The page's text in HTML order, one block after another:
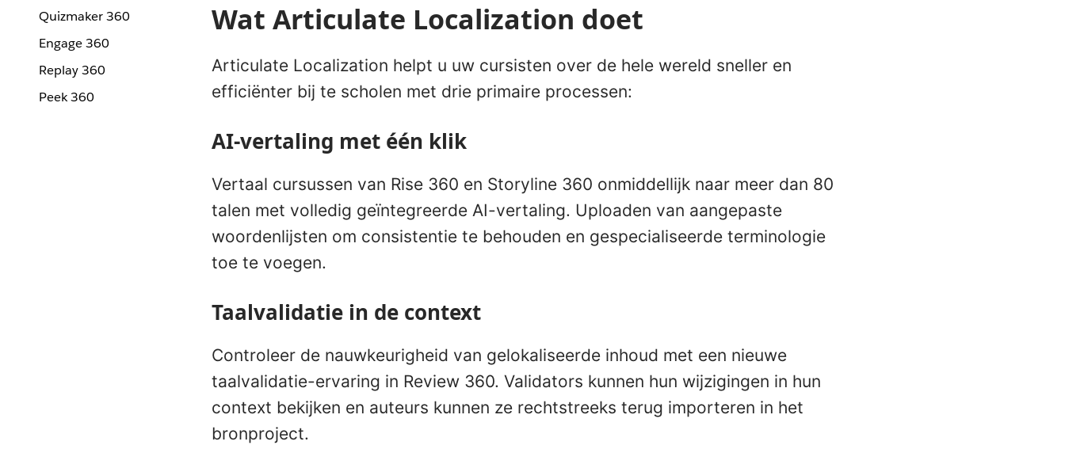
Quizmaker 360
Engage 360
Replay 360
Peek 360
Wat Articulate Localization doet
Articulate Localization helpt u uw cursisten over de hele wereld sneller en
efficiënter bij te scholen met drie primaire processen:
AI-vertaling met één klik
Vertaal cursussen van Rise 360 en Storyline 360 onmiddellijk naar meer dan 80
talen met volledig geïntegreerde AI-vertaling. Uploaden van aangepaste
woordenlijsten om consistentie te behouden en gespecialiseerde terminologie
toe te voegen.
Taalvalidatie in de context
Controleer de nauwkeurigheid van gelokaliseerde inhoud met een nieuwe
taalvalidatie-ervaring in Review 360. Validators kunnen hun wijzigingen in hun
context bekijken en auteurs kunnen ze rechtstreeks terug importeren in het
bronproject.